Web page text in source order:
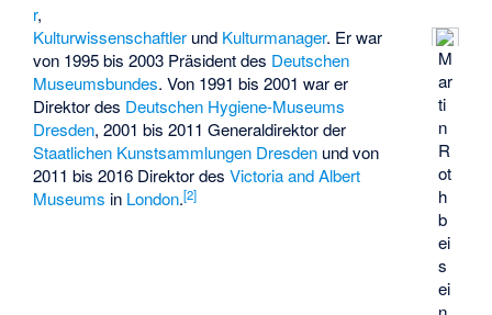
M
ar
ti
n
R
ot
h
b
ei
s
ei
r,
Kulturwissenschaftler und Kulturmanager. Er war
von 1995 bis 2003 Präsident des Deutschen
Museumsbundes. Von 1991 bis 2001 war er
Direktor des Deutschen Hygiene-Museums
Dresden, 2001 bis 2011 Generaldirektor der
Staatlichen Kunstsammlungen Dresden und von
2011 bis 2016 Direktor desVictoria and Albert
Museums in London.[2]